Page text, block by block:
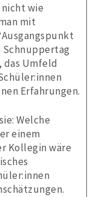
wie
mit
Schnuppertag
Umfeld
Erfahrungen.
Welche
einem
Kollegin wäre